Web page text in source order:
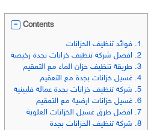
Contents
1. فوائد تنظيف الخزانات
2. افضل شركة تنظيف خزانات بجدة رخيصة
3. طريقة تنظيف خزان الماء مع التعقيم
4. غسيل خزانات بجدة مع التعقيم
5. شركة تنظيف خزانات بجدة عمالة فلبينية
6. غسيل خزانات ارضية مع التعقيم
7. افضل طرق غسيل الخزانات العلوية
8. شركة تنظيف الخزانات بجدة